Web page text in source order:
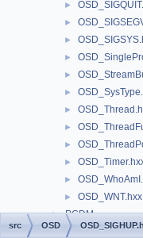
►
►
►
►
►
►
►
►
►
►
►
► OSD_WNT.hxx
► PCDM
► Plate
src OSD